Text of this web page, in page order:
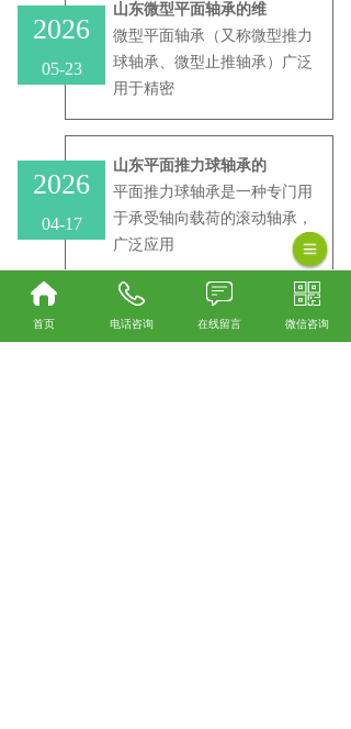
2026
05-23
山东微型平面轴承的维
微型平面轴承（又称微型推力
球轴承、微型止推轴承）广泛
用于精密
2026
04-17
山东平面推力球轴承的
平面推力球轴承是一种专门用
于承受轴向载荷的滚动轴承，
广泛应用
2026
山东千斤顶轴承的使用
千斤顶轴承作为千斤顶的核心
首页 电话咨询 在线留言 微信咨询